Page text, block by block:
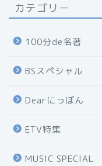
カテゴリー
100分de名著
BSスペシャル
Dearにっぽん
ETV特集
MUSIC SPECIAL